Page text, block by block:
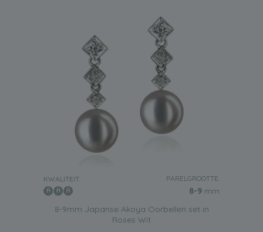
KWALITEIT: PARELGROOTTE:
8-9 mm
8-9mm Japanse Akoya Oorbellen set in
Roses Wit